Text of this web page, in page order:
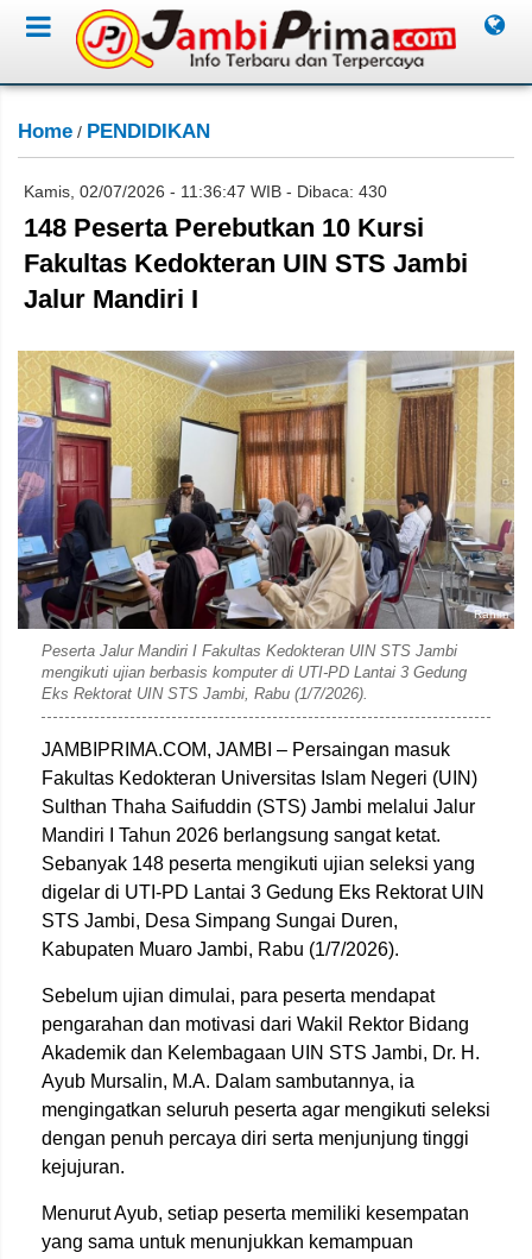
Home / PENDIDIKAN
Kamis, 02/07/2026 - 11:36:47 WIB - Dibaca: 430
148 Peserta Perebutkan 10 Kursi
Fakultas Kedokteran UIN STS Jambi
Jalur Mandiri I
Rahim
Peserta Jalur Mandiri I Fakultas Kedokteran UIN STS Jambi
mengikuti ujian berbasis komputer di UTI-PD Lantai 3 Gedung
Eks Rektorat UIN STS Jambi, Rabu (1/7/2026).
JAMBIPRIMA.COM, JAMBI – Persaingan masuk
Fakultas Kedokteran Universitas Islam Negeri (UIN)
Sulthan Thaha Saifuddin (STS) Jambi melalui Jalur
Mandiri I Tahun 2026 berlangsung sangat ketat.
Sebanyak 148 peserta mengikuti ujian seleksi yang
digelar di UTI-PD Lantai 3 Gedung Eks Rektorat UIN
STS Jambi, Desa Simpang Sungai Duren,
Kabupaten Muaro Jambi, Rabu (1/7/2026).
Sebelum ujian dimulai, para peserta mendapat
pengarahan dan motivasi dari Wakil Rektor Bidang
Akademik dan Kelembagaan UIN STS Jambi, Dr. H.
Ayub Mursalin, M.A. Dalam sambutannya, ia
mengingatkan seluruh peserta agar mengikuti seleksi
dengan penuh percaya diri serta menjunjung tinggi
kejujuran.
Menurut Ayub, setiap peserta memiliki kesempatan
yang sama untuk menunjukkan kemampuan